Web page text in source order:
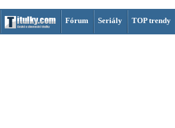
Fórum Seriály TOP trendy